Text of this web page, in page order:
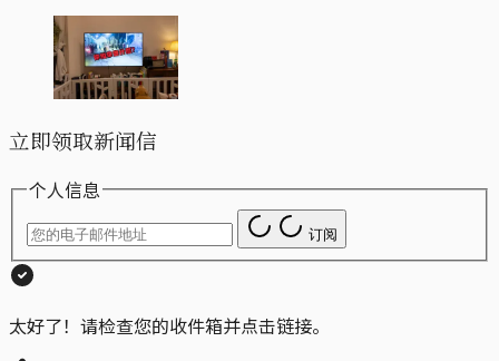
立即领取新闻信
个人信息
订阅
太好了！请检查您的收件箱并点击链接。